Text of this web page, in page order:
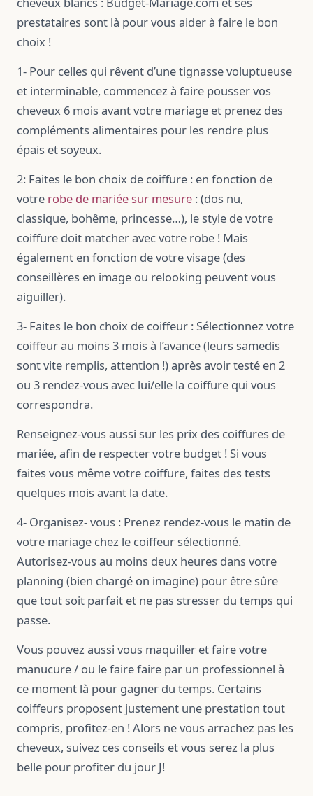
prestataires sont là pour vous aider à faire le bon
choix !
1- Pour celles qui rêvent d’une tignasse voluptueuse
et interminable, commencez à faire pousser vos
cheveux 6 mois avant votre mariage et prenez des
compléments alimentaires pour les rendre plus
épais et soyeux.
2: Faites le bon choix de coiffure : en fonction de
votre robe de mariée sur mesure : (dos nu,
classique, bohême, princesse…), le style de votre
coiffure doit matcher avec votre robe ! Mais
également en fonction de votre visage (des
conseillères en image ou relooking peuvent vous
aiguiller).
3- Faites le bon choix de coiffeur : Sélectionnez votre
coiffeur au moins 3 mois à l’avance (leurs samedis
sont vite remplis, attention !) après avoir testé en 2
ou 3 rendez-vous avec lui/elle la coiffure qui vous
correspondra.
Renseignez-vous aussi sur les prix des coiffures de
mariée, afin de respecter votre budget ! Si vous
faites vous même votre coiffure, faites des tests
quelques mois avant la date.
4- Organisez- vous : Prenez rendez-vous le matin de
votre mariage chez le coiffeur sélectionné.
Autorisez-vous au moins deux heures dans votre
planning (bien chargé on imagine) pour être sûre
que tout soit parfait et ne pas stresser du temps qui
passe.
Vous pouvez aussi vous maquiller et faire votre
manucure / ou le faire faire par un professionnel à
ce moment là pour gagner du temps. Certains
coiffeurs proposent justement une prestation tout
compris, profitez-en !Alors ne vous arrachez pas les
cheveux, suivez ces conseils et vous serez la plus
belle pour profiter du jour J!